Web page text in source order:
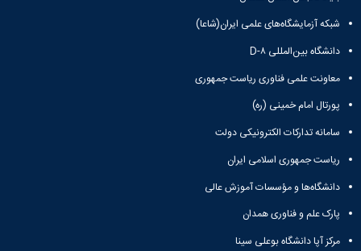
شبکه آزمایشگاه‌های علمی ایران(شاعا)
دانشگاه بین‌المللی D-۸
معاونت علمی فناوری ریاست جمهوری
پورتال امام خمینی (ره)
سامانه تدارکات الکترونیکی دولت
ریاست جمهوری اسلامی ایران
دانشگاه‌ها و مؤسسات آموزش عالی
پارک علم و فناوری همدان
مرکز آپا دانشگاه بوعلی سینا